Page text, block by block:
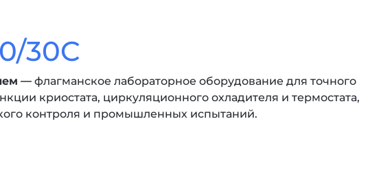
30C
— флагманское лабораторное оборудование для точного
криостата, циркуляционного охладителя и термостата,
контроля и промышленных испытаний.